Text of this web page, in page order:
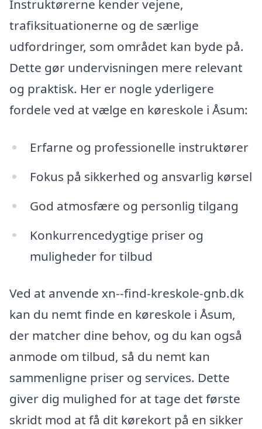
Instruktørerne kender vejene,
trafiksituationerne og de særlige
udfordringer, som området kan byde på.
Dette gør undervisningen mere relevant
og praktisk. Her er nogle yderligere
fordele ved at vælge en køreskole i Åsum:
Erfarne og professionelle instruktører
Fokus på sikkerhed og ansvarlig kørsel
God atmosfære og personlig tilgang
Konkurrencedygtige priser og
muligheder for tilbud
Ved at anvende xn--find-kreskole-gnb.dk
kan du nemt finde en køreskole i Åsum,
der matcher dine behov, og du kan også
anmode om tilbud, så du nemt kan
sammenligne priser og services. Dette
giver dig mulighed for at tage det første
skridt mod at få dit kørekort på en sikker